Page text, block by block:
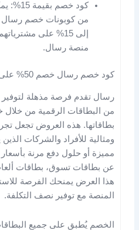
كود خصم
من كوبونات خصم
إلى 15% على
منصة رسال.
كود خصم رسال خصم 50% على جميع بطاقات رسال
رسال تقدم فرصة مذهلة
بطاقاتها. هذه العروض تجعل
ومثالية للأفراد والشركات
مميزة أو حلول دفع مرنة
عن بطاقات تسوق، بطاقات
هذا العرض يمنحك الفرصة
المنصة مع توفير نصف التكلفة.
الخصم يُطبق على جميع